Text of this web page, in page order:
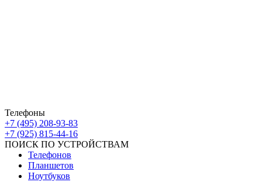
Телефоны
+7 (495) 208-93-83
+7 (925) 815-44-16
ПОИСК ПО УСТРОЙСТВАМ
Телефонов
Планшетов
Ноутбуков